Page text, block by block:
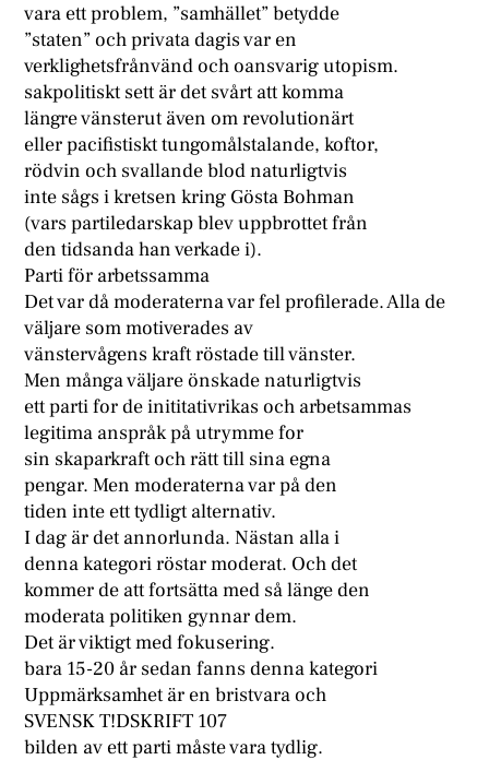
vara ett problem, ”samhället” betydde
”staten” och privata dagis var en
verklighetsfrånvänd och oansvarig utopism.
sakpolitiskt sett är det svårt att komma
längre vänsterut även om revolutionärt
eller pacifistiskt tungomålstalande, koftor,
rödvin och svallande blod naturligtvis
inte sågs i kretsen kring Gösta Bohman
(vars partiledarskap blev uppbrottet från
den tidsanda han verkade i).
Parti för arbetssamma
Det var då moderaterna var fel profilerade. Alla de
väljare som motiverades av
vänstervågens kraft röstade till vänster.
Men många väljare önskade naturligtvis
ett parti for de inititativrikas och arbetsammas
legitima anspråk på utrymme for
sin skaparkraft och rätt till sina egna
pengar. Men moderaterna var på den
tiden inte ett tydligt alternativ.
I dag är det annorlunda. Nästan alla i
denna kategori röstar moderat. Och det
kommer de att fortsätta med så länge den
moderata politiken gynnar dem.
Det är viktigt med fokusering.
bara 15-20 år sedan fanns denna kategori
Uppmärksamhet är en bristvara och
SVENSK T!DSKRIFT 107
bilden av ett parti måste vara tydlig.